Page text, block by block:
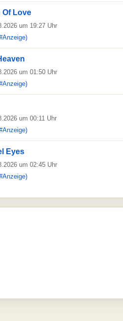
Of Love
um 19:27 Uhr
um 01:50 Uhr
um 00:11 Uhr
Eyes
um 02:45 Uhr